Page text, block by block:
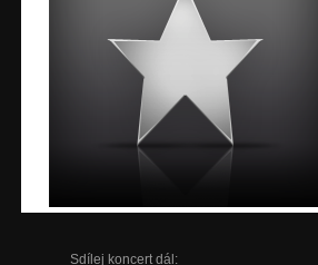
Sdílej koncert dál: